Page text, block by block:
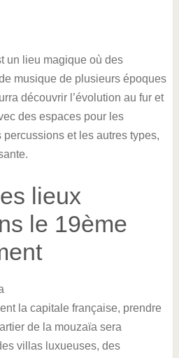
un lieu magique où des
musique de plusieurs époques
découvrir l’évolution au fur et
des espaces pour les
et les autres types,
lieux
le 19ème
la capitale française, prendre
de la mouzaïa sera
villas luxueuses, des